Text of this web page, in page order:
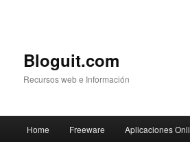
Bloguit.com
Recursos web e Información
Skip
Home Freeware Aplicaciones